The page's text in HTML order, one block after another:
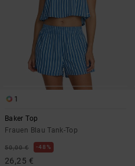
1
Baker Top
Frauen Blau Tank-Top
50,00 € 48%
26,25 €